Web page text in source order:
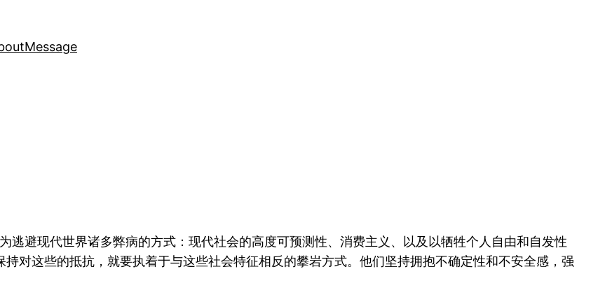
Message
避现代世界诸多弊病的方式：现代社会的高度可预测性、消费主义、以及以牺牲个人自由和自发性
对这些的抵抗，就要执着于与这些社会特征相反的攀岩方式。他们坚持拥抱不确定性和不安全感，强